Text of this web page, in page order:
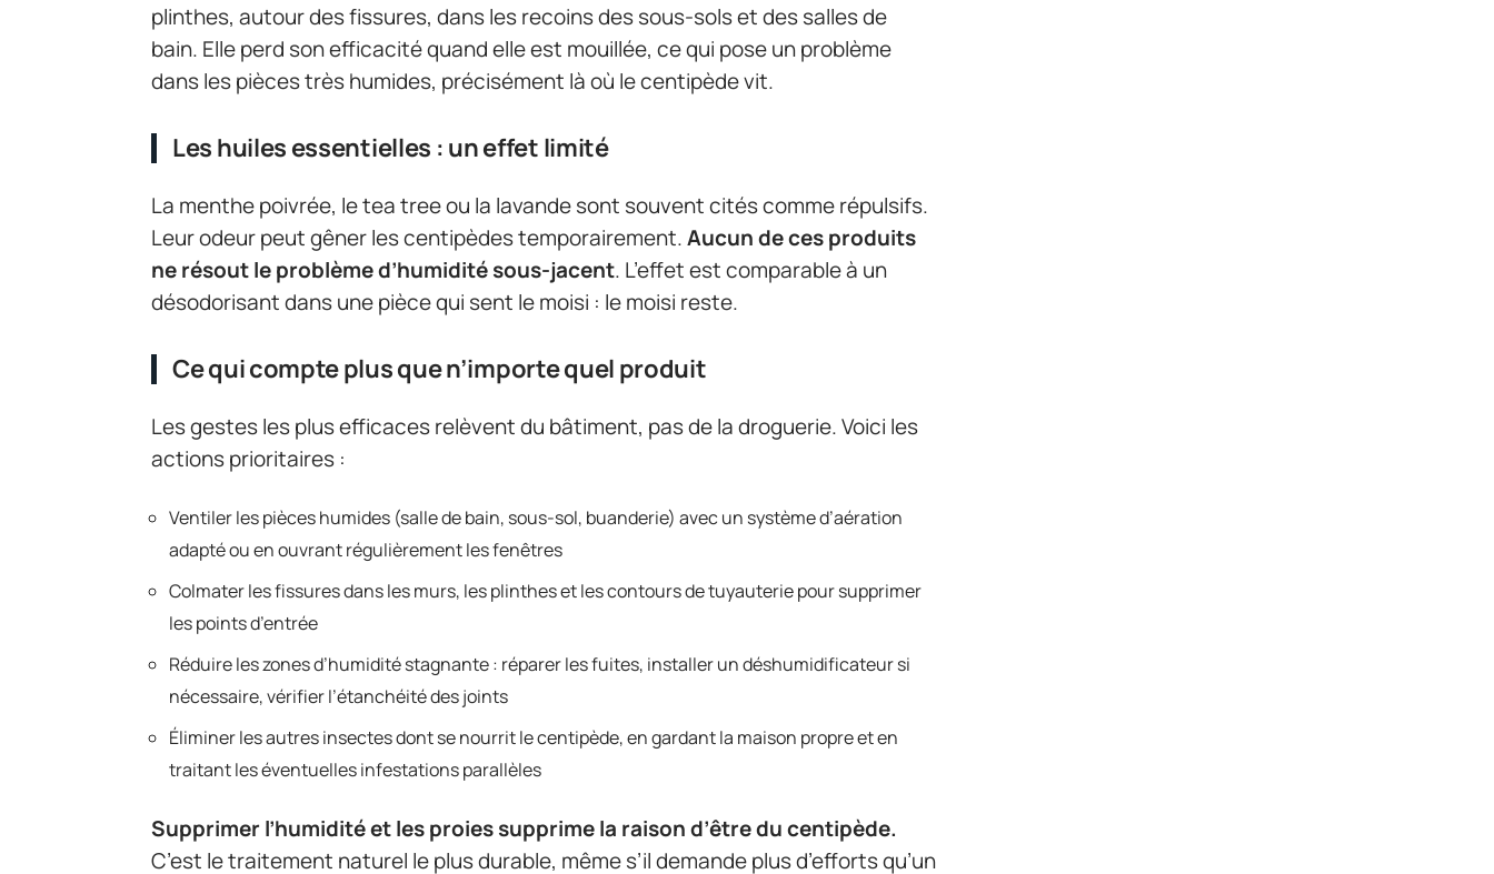
plinthes, autour des fissures, dans les recoins des sous-sols et des salles de
bain. Elle perd son efficacité quand elle est mouillée, ce qui pose un problème
dans les pièces très humides, précisément là où le centipède vit.
Les huiles essentielles : un effet limité
La menthe poivrée, le tea tree ou la lavande sont souvent cités comme répulsifs.
Leur odeur peut gêner les centipèdes temporairement.Aucun de ces produits
ne résout le problème d’humidité sous-jacent. L’effet est comparable à un
désodorisant dans une pièce qui sent le moisi : le moisi reste.
Ce qui compte plus que n’importe quel produit
Les gestes les plus efficaces relèvent du bâtiment, pas de la droguerie. Voici les
actions prioritaires :
Ventiler les pièces humides (salle de bain, sous-sol, buanderie) avec un système d’aération
adapté ou en ouvrant régulièrement les fenêtres
Colmater les fissures dans les murs, les plinthes et les contours de tuyauterie pour supprimer
les points d’entrée
Réduire les zones d’humidité stagnante : réparer les fuites, installer un déshumidificateur si
nécessaire, vérifier l’étanchéité des joints
Éliminer les autres insectes dont se nourrit le centipède, en gardant la maison propre et en
traitant les éventuelles infestations parallèles
Supprimer l’humidité et les proies supprime la raison d’être du centipède.
C’est le traitement naturel le plus durable, même s’il demande plus d’efforts qu’un